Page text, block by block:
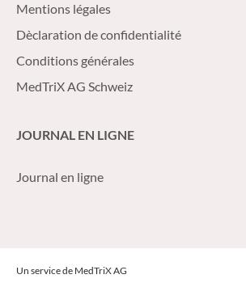
Mentions légales
Dèclaration de confidentialité
Conditions générales
MedTriX AG Schweiz
JOURNAL EN LIGNE
Journal en ligne
Un service de MedTriX AG